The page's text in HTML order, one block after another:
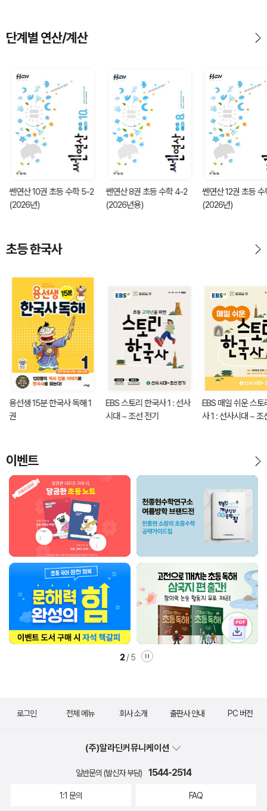
단계별 연산/계산
쎈연산 10권 초등 수학 5-2
(2026년)
쎈연산 8권 초등 수학 4-2
(2026년용)
쎈연산 12권 초등
(2026년)
초등 한국사
용선생 15분 한국사 독해 1
권
EBS 스토리 한국사 1 : 선사
시대 ~ 조선 전기
EBS 매일 쉬운 스토
사 1 : 선사시대 ~ 조
이벤트
2 /5
로그인 전체 메뉴 회사 소개 출판사 안내 PC 버전
(주)알라딘커뮤니케이션
일반문의 (발신자 부담) 1544-2514
1:1 문의 FAQ